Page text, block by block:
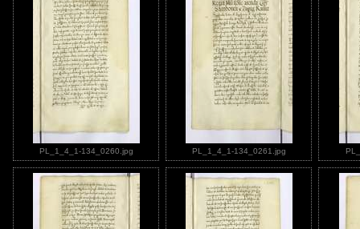
PL_1_4_1-134_0260.jpg PL_1_4_1-134_0261.jpg